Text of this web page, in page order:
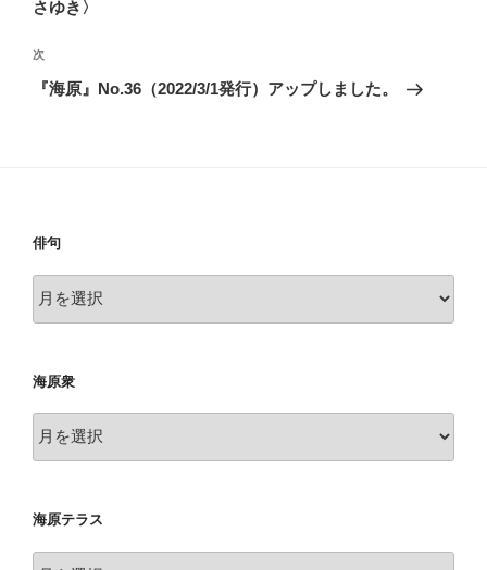
ゲ
ー
さゆき〉
次
の
次
『海原』No.36（2022/3/1発行）アップしました。
俳句
句
海原衆
原
海原テラス